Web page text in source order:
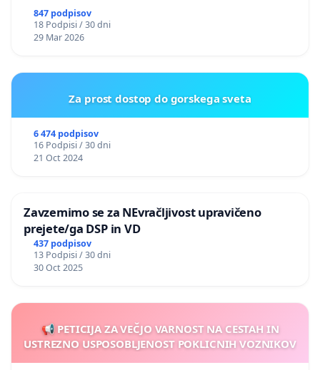
847 podpisov
18 Podpisi / 30 dni
29 Mar 2026
Za prost dostop do gorskega sveta
6 474 podpisov
16 Podpisi / 30 dni
21 Oct 2024
Zavzemimo se za NEvračljivost upravičeno
prejete/ga DSP in VD
437 podpisov
13 Podpisi / 30 dni
30 Oct 2025
📢 PETICIJA ZA VEČJO VARNOST NA CESTAH IN
USTREZNO USPOSOBLJENOST POKLICNIH VOZNIKOV